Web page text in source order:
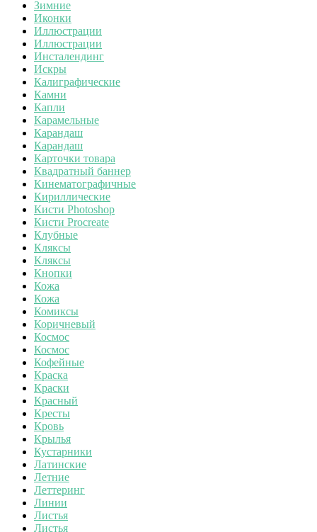
Зимние
Иконки
Иллюстрации
Иллюстрации
Инсталендинг
Искры
Калиграфические
Камни
Капли
Карамельные
Карандаш
Карандаш
Карточки товара
Квадратный баннер
Кинематографичные
Кириллические
Кисти Photoshop
Кисти Procreate
Клубные
Кляксы
Кляксы
Кнопки
Кожа
Кожа
Комиксы
Коричневый
Космос
Космос
Кофейные
Краска
Краски
Красный
Кресты
Кровь
Крылья
Кустарники
Латинские
Летние
Леттеринг
Линии
Листья
Листья